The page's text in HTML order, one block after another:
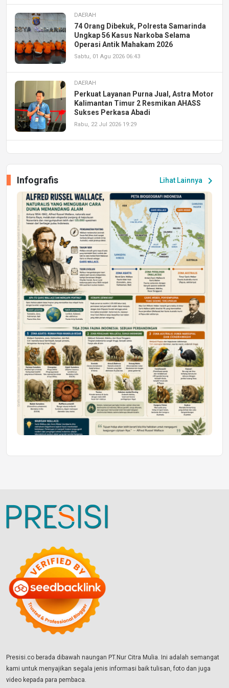
DAERAH
74 Orang Dibekuk, Polresta Samarinda
Ungkap 56 Kasus Narkoba Selama
Operasi Antik Mahakam 2026
Sabtu, 01 Agu 2026 06:43
DAERAH
Perkuat Layanan Purna Jual, Astra Motor
Kalimantan Timur 2 Resmikan AHASS
Sukses Perkasa Abadi
Rabu, 22 Jul 2026 19:29
Peluang Kerja dan Magang
Jumat, 17 Jul 2026 22:30
DAERAH
Astra Motor Kalimantan Timur 2 Dukung
Mahasiswa Samarinda dalam Astra
Honda SDGs Future Leaders 2026
Jumat, 10 Jul 2026 19:01
Lihat Lainnya chevron_right
Infografis
Presisi.co berada dibawah naungan PT.Nur Citra Mulia. Ini adalah semangat
kami untuk menyajikan segala jenis informasi baik tulisan, foto dan juga
video kepada para pembaca.